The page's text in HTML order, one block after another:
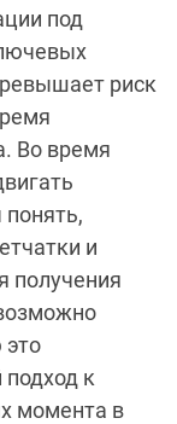
под
риск
Во время
и
получения
это
к
момента в